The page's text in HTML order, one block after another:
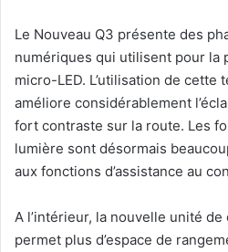
Le Nouveau Q3 présente des
numériques qui utilisent pour la
micro-LED. L’utilisation de cette
améliore considérablement
fort contraste sur la route. Les
lumière sont désormais
aux fonctions d’assistance au
A l’intérieur, la nouvelle unité
permet plus d’espace de